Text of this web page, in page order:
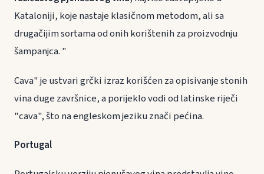
Kataloniji, koje nastaje klasičnom metodom, ali sa
drugačijim sortama od onih korištenih za proizvodnju
šampanjca. "
Cava" je ustvari grčki izraz korišćen za opisivanje stonih
vina duge završnice, a porijeklo vodi od latinske riječi
"cava", što na engleskom jeziku znači pećina.
Portugal